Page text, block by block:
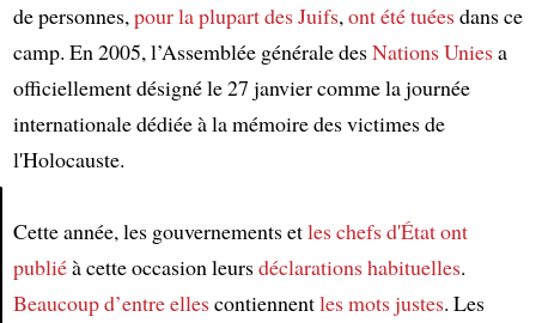
Article
de personnes,pour la plupart des Juifs,ont été tuéesdans ce
camp. En 2005, l’Assemblée générale desNations Uniesa
officiellement désigné le 27 janvier comme la journée
internationale dédiée à la mémoire des victimes de
l'Holocauste.
Cette année, les gouvernements etles chefs d'Étatont
publiéà cette occasion leursdéclarations habituelles.
Beaucoup d’entre ellescontiennentles mots justes. Les